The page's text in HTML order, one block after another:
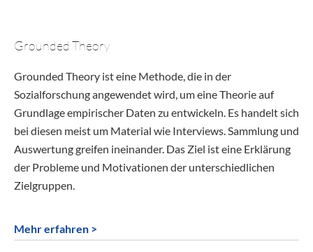
Grounded Theory
Grounded Theory ist eine Methode, die in der
Sozialforschung angewendet wird, um eine Theorie auf
Grundlage empirischer Daten zu entwickeln. Es handelt sich
bei diesen meist um Material wie Interviews. Sammlung und
Auswertung greifen ineinander. Das Ziel ist eine Erklärung
der Probleme und Motivationen der unterschiedlichen
Zielgruppen.
Mehr erfahren >